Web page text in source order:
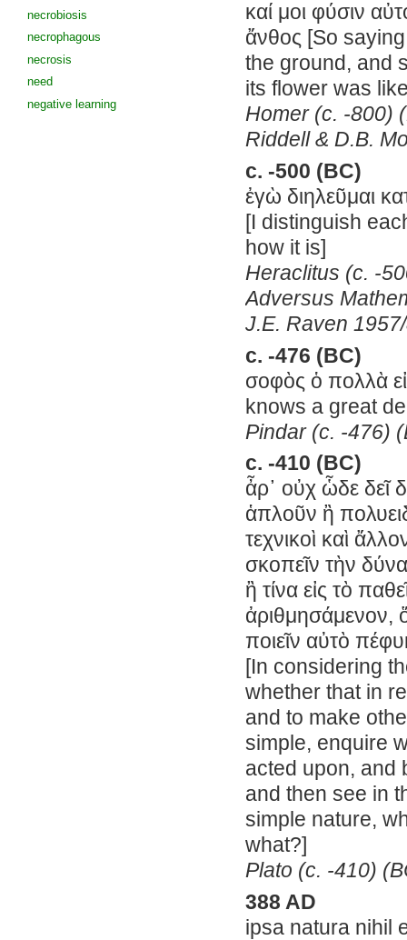
necrobiosis
necrophagous
necrosis
need
negative learning
καί μοι φύσιν
ἄνθος [So
the ground, and
its flower was
Homer (c. -800)
Riddell & D.B.
c. -500 (BC)
ἐγὼ διηλεῦμαι
[I distinguish
how it is]
Heraclitus (c. -
Adversus
J.E. Raven
c. -476 (BC)
σοφὸς ὁ πολλὰ
knows a great
Pindar (c. -476)
c. -410 (BC)
ἆρ᾽ οὐχ ὧδε δεῖ
ἁπλοῦν ἢ
τεχνικοὶ καὶ
σκοπεῖν τὴν
ἢ τίνα εἰς τὸ
ἀριθμησάμενον,
ποιεῖν αὐτὸ
[In considering
whether that in
and to make
simple, enquire
acted upon, and
and then see in
simple nature,
what?]
Plato (c. -410)
388 AD
ipsa natura nihil